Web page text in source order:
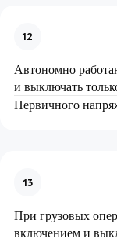
12
Автономно
и выключать
Первичного
13
При грузовых
включением и